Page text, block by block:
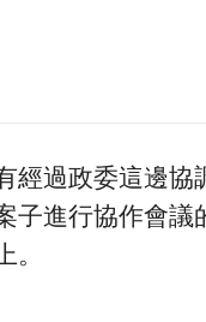
經過政委這邊
子進行協作會